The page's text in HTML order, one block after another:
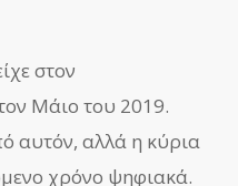
στον
Μάιο του 2019.
αυτόν, αλλά η κύρια
χρόνο ψηφιακά.